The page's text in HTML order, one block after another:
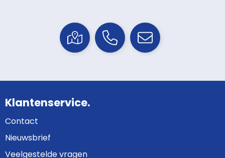
Klantenservice.
Contact
Nieuwsbrief
Veelgestelde vragen